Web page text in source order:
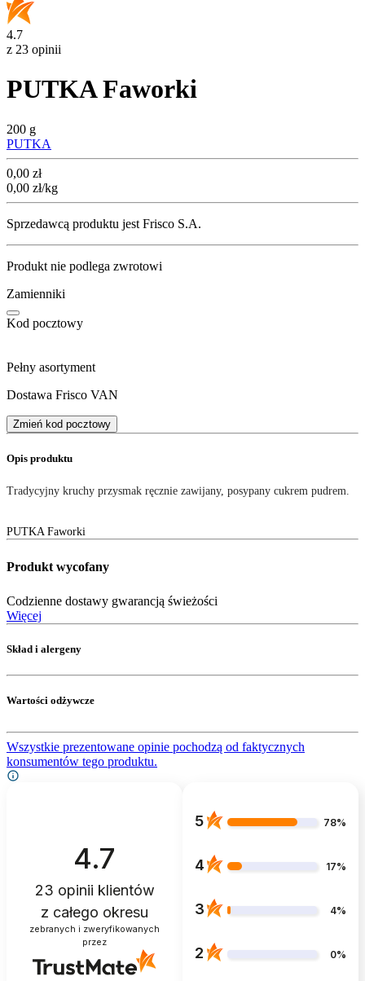
4.7
z 23 opinii
PUTKA Faworki
200 g
PUTKA
Cena
0,00 zł
0,00 zł/kg
Sprzedawcą produktu jest Frisco S.A.
Produkt nie podlega zwrotowi
Zamienniki
Kod pocztowy
Pełny asortyment
Dostawa Frisco VAN
Zmień kod pocztowy
Opis produktu
Tradycyjny kruchy przysmak ręcznie zawijany, posypany cukrem pudrem.
PUTKA Faworki
Produkt wycofany
Codzienne dostawy gwarancją świeżości
Więcej
Skład i alergeny
Wartości odżywcze
Wszystkie prezentowane opinie pochodzą od faktycznych
konsumentów tego produktu.
4.7
23 opinii klientów
z całego okresu
zebranych i zweryfikowanych
przez
5 78%
4 17%
3 4%
2 0%